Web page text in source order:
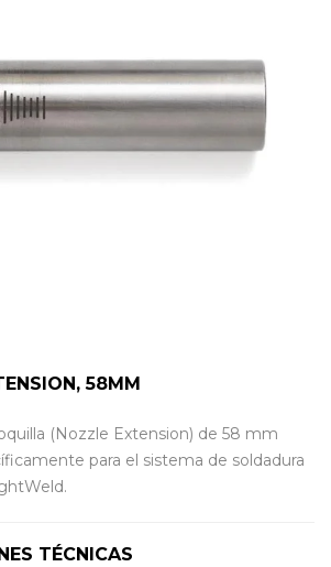
58MM
(Nozzle Extension) de 58 mm
para el sistema de soldadura
TÉCNICAS